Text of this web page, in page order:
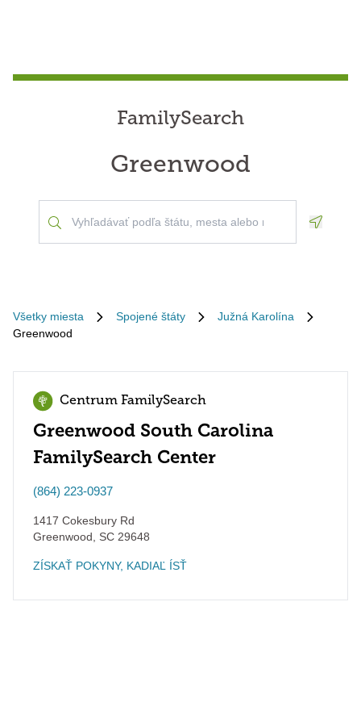
FamilySearch
Greenwood
Všetky miesta Spojené štáty
Južná Karolína
Greenwood
Centrum FamilySearch
Greenwood South Carolina
FamilySearch Center
(864) 223-0937
1417 Cokesbury Rd
Greenwood
SC 29648
ZÍSKAŤ POKYNY, KADIAĽ ÍSŤ